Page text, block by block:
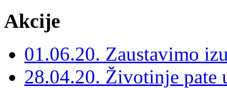
Akcije
01.06.20. Zaustavimo
28.04.20. Životinje